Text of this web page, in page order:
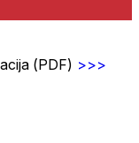
(PDF) >>>